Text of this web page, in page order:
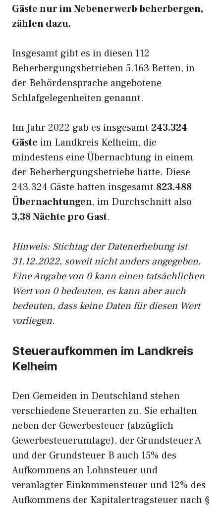
Gäste nur im Nebenerwerb beherbergen,
zählen dazu.
Insgesamt gibt es in diesen 112
Beherbergungsbetrieben 5.163 Betten, in
der Behördensprache angebotene
Schlafgelegenheiten genannt.
Im Jahr 2022 gab es insgesamt 243.324
Gäste im Landkreis Kelheim, die
mindestens eine Übernachtung in einem
der Beherbergungsbetriebe hatte. Diese
243.324 Gäste hatten insgesamt 823.488
Übernachtungen, im Durchschnitt also
3,38 Nächte pro Gast.
Hinweis: Stichtag der Datenerhebung ist
31.12.2022, soweit nicht anders angegeben.
Eine Angabe von 0 kann einen tatsächlichen
Wert von 0 bedeuten, es kann aber auch
bedeuten, dass keine Daten für diesen Wert
vorliegen.
Steueraufkommen im Landkreis
Kelheim
Den Gemeiden in Deutschland stehen
verschiedene Steuerarten zu. Sie erhalten
neben der Gewerbesteuer (abzüglich
Gewerbesteuerumlage), der Grundsteuer A
und der Grundsteuer B auch 15% des
Aufkommens an Lohnsteuer und
veranlagter Einkommensteuer und 12% des
Aufkommens der Kapitalertragsteuer nach §